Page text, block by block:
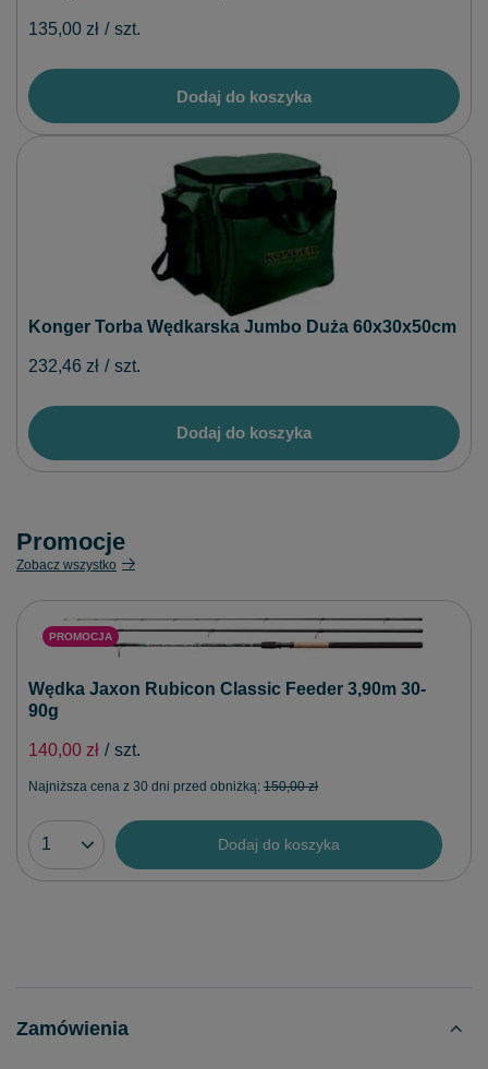
135,00 zł / szt.
Dodaj do koszyka
Konger Torba Wędkarska Jumbo Duża 60x30x50cm
232,46 zł / szt.
Dodaj do koszyka
Promocje
Zobacz wszystko
PROMOCJA
Wędka Jaxon Rubicon Classic Feeder 3,90m 30-
90g
140,00 zł / szt.
Najniższa cena z 30 dni przed obniżką: 150,00 zł
Dodaj do koszyka
Zamówienia